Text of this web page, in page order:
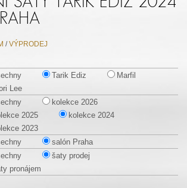
/VÝPRODEJ
Tarik Ediz
Marfil
Lee
kolekce 2026
2025
kolekce 2024
2023
salón Praha
šaty prodej
pronájem